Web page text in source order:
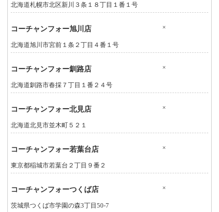
北海道札幌市北区新川３条１８丁目１番１号
コーチャンフォー旭川店 ×
北海道旭川市宮前１条２丁目４番１号
コーチャンフォー釧路店 ×
北海道釧路市春採７丁目１番２４号
コーチャンフォー北見店 ×
北海道北見市並木町５２１
コーチャンフォー若葉台店 ×
東京都稲城市若葉台２丁目９番２
コーチャンフォーつくば店 ×
茨城県つくば市学園の森3丁目50-7